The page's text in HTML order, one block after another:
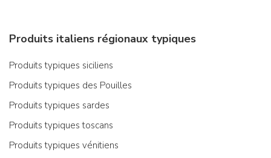
Produits italiens régionaux typiques
Produits typiques siciliens
Produits typiques des Pouilles
Produits typiques sardes
Produits typiques toscans
Produits typiques vénitiens